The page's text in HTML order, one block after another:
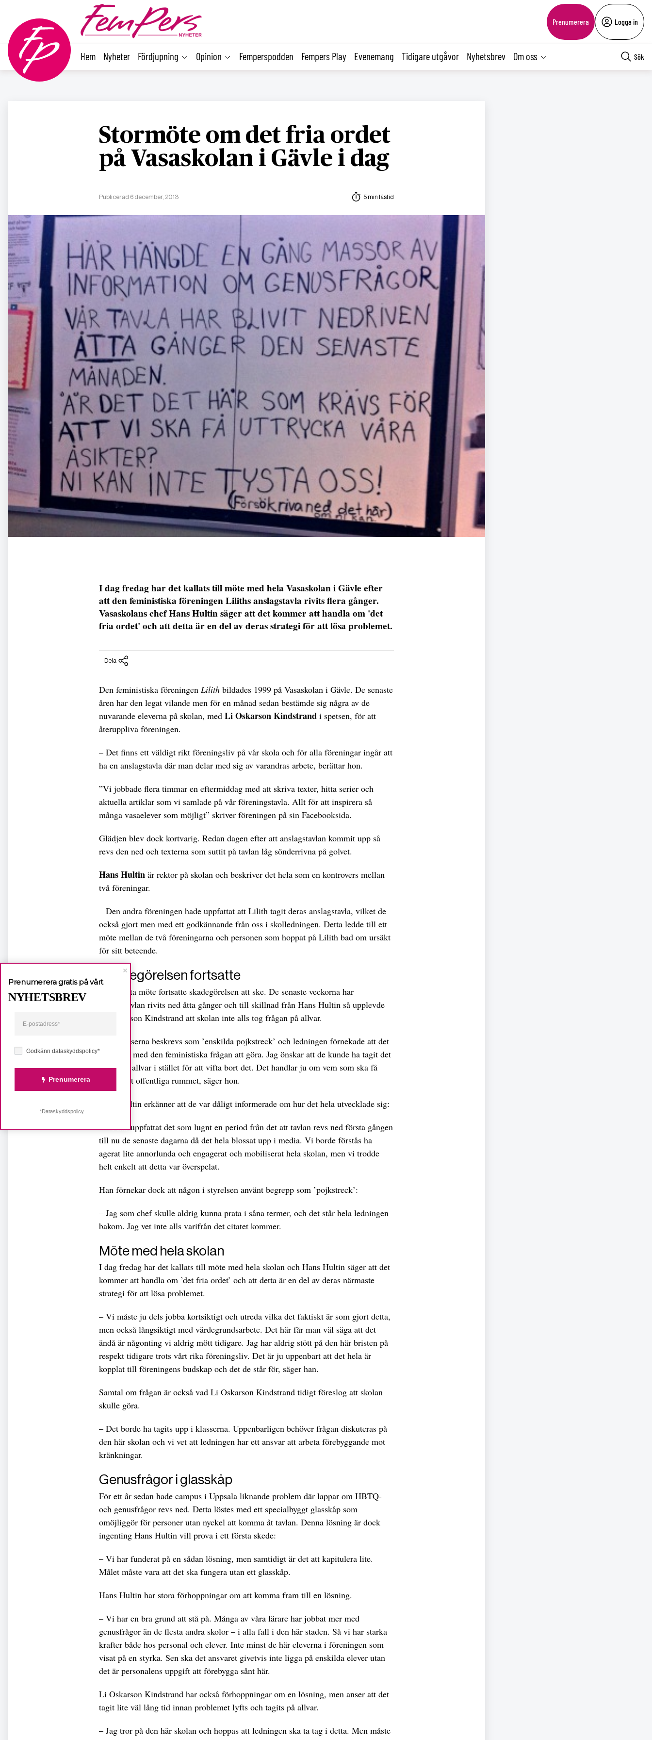
Prenumerera Logga in
Hem Nyheter Fördjupning Opinion Femperspodden Fempers Play Evenemang Tidigare utgåvor Nyhetsbrev Om oss Sök
Stormöte om det fria ordet
på Vasaskolan i Gävle i dag
Publicerad 6 december, 2013 5 min lästid
I dag fredag har det kallats till möte med hela Vasaskolan i Gävle efter
att den feministiska föreningen Liliths anslagstavla rivits flera gånger.
Vasaskolans chef Hans Hultin säger att det kommer att handla om 'det
fria ordet' och att detta är en del av deras strategi för att lösa problemet.
Dela
Den feministiska föreningen Lilith bildades 1999 på Vasaskolan i Gävle. De senaste
åren har den legat vilande men för en månad sedan bestämde sig några av de
nuvarande eleverna på skolan, med Li Oskarson Kindstrand i spetsen, för att
återuppliva föreningen.
– Det finns ett väldigt rikt föreningsliv på vår skola och för alla föreningar ingår att
ha en anslagstavla där man delar med sig av varandras arbete, berättar hon.
”Vi jobbade flera timmar en eftermiddag med att skriva texter, hitta serier och
aktuella artiklar som vi samlade på vår föreningstavla. Allt för att inspirera så
många vasaelever som möjligt” skriver föreningen på sin Facebooksida.
Glädjen blev dock kortvarig. Redan dagen efter att anslagstavlan kommit upp så
revs den ned och texterna som suttit på tavlan låg sönderrivna på golvet.
Hans Hultin är rektor på skolan och beskriver det hela som en kontrovers mellan
två föreningar.
– Den andra föreningen hade uppfattat att Lilith tagit deras anslagstavla, vilket de
också gjort men med ett godkännande från oss i skolledningen. Detta ledde till ett
möte mellan de två föreningarna och personen som hoppat på Lilith bad om ursäkt
för sitt beteende.
Skadegörelsen fortsatte
Trots detta möte fortsatte skadegörelsen att ske. De senaste veckorna har
anslagstavlan rivits ned åtta gånger och till skillnad från Hans Hultin så upplevde
Li Oskarson Kindstrand att skolan inte alls tog frågan på allvar.
– Händelserna beskrevs som ’enskilda pojkstreck’ och ledningen förnekade att det
skulle ha med den feministiska frågan att göra. Jag önskar att de kunde ha tagit det
på större allvar i stället för att vifta bort det. Det handlar ju om vem som ska få
plats i det offentliga rummet, säger hon.
Hans Hultin erkänner att de var dåligt informerade om hur det hela utvecklade sig:
– Vi har uppfattat det som lugnt en period från det att tavlan revs ned första gången
till nu de senaste dagarna då det hela blossat upp i media. Vi borde förstås ha
agerat lite annorlunda och engagerat och mobiliserat hela skolan, men vi trodde
helt enkelt att detta var överspelat.
Han förnekar dock att någon i styrelsen använt begrepp som ’pojkstreck’:
– Jag som chef skulle aldrig kunna prata i såna termer, och det står hela ledningen
bakom. Jag vet inte alls varifrån det citatet kommer.
Möte med hela skolan
I dag fredag har det kallats till möte med hela skolan och Hans Hultin säger att det
kommer att handla om ’det fria ordet’ och att detta är en del av deras närmaste
strategi för att lösa problemet.
– Vi måste ju dels jobba kortsiktigt och utreda vilka det faktiskt är som gjort detta,
men också långsiktigt med värdegrundsarbete. Det här får man väl säga att det
ändå är någonting vi aldrig mött tidigare. Jag har aldrig stött på den här bristen på
respekt tidigare trots vårt rika föreningsliv. Det är ju uppenbart att det hela är
kopplat till föreningens budskap och det de står för, säger han.
Samtal om frågan är också vad Li Oskarson Kindstrand tidigt föreslog att skolan
skulle göra.
– Det borde ha tagits upp i klasserna. Uppenbarligen behöver frågan diskuteras på
den här skolan och vi vet att ledningen har ett ansvar att arbeta förebyggande mot
kränkningar.
Genusfrågor i glasskåp
För ett år sedan hade campus i Uppsala liknande problem där lappar om HBTQ-
och genusfrågor revs ned. Detta löstes med ett specialbyggt glasskåp som
omöjliggör för personer utan nyckel att komma åt tavlan. Denna lösning är dock
ingenting Hans Hultin vill prova i ett första skede:
– Vi har funderat på en sådan lösning, men samtidigt är det att kapitulera lite.
Målet måste vara att det ska fungera utan ett glasskåp.
Hans Hultin har stora förhoppningar om att komma fram till en lösning.
– Vi har en bra grund att stå på. Många av våra lärare har jobbat mer med
genusfrågor än de flesta andra skolor – i alla fall i den här staden. Så vi har starka
krafter både hos personal och elever. Inte minst de här eleverna i föreningen som
visat på en styrka. Sen ska det ansvaret givetvis inte ligga på enskilda elever utan
det är personalens uppgift att förebygga sånt här.
Li Oskarson Kindstrand har också förhoppningar om en lösning, men anser att det
tagit lite väl lång tid innan problemet lyfts och tagits på allvar.
– Jag tror på den här skolan och hoppas att ledningen ska ta tag i detta. Men måste
Godkänn dataskyddspolicy*
Prenumerera
Prenumerera gratis på vårt
NYHETSBREV
*Dataskyddspolicy